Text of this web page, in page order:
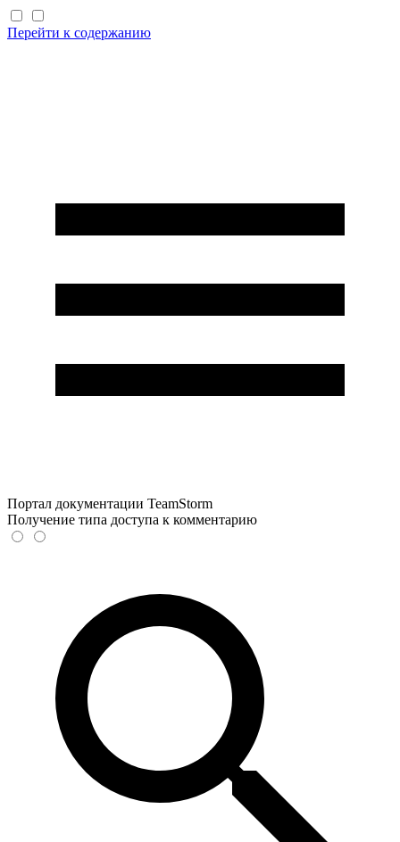
Перейти к содержанию
Портал документации TeamStorm
Получение типа доступа к комментарию